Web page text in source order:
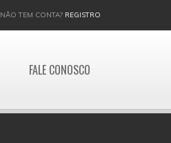
NÃO TEM CONTA? REGISTRO
FALE CONOSCO